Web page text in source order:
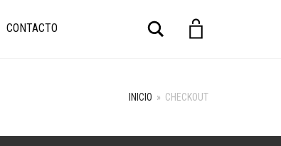
CONTACTO Buscar
INICIO » CHECKOUT